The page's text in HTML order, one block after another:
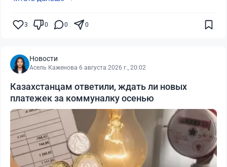
3 0 0 0
Новости
Асель Каженова·6 августа 2026 г., 20:02
Казахстанцам ответили, ждать ли новых
платежек за коммуналку осенью